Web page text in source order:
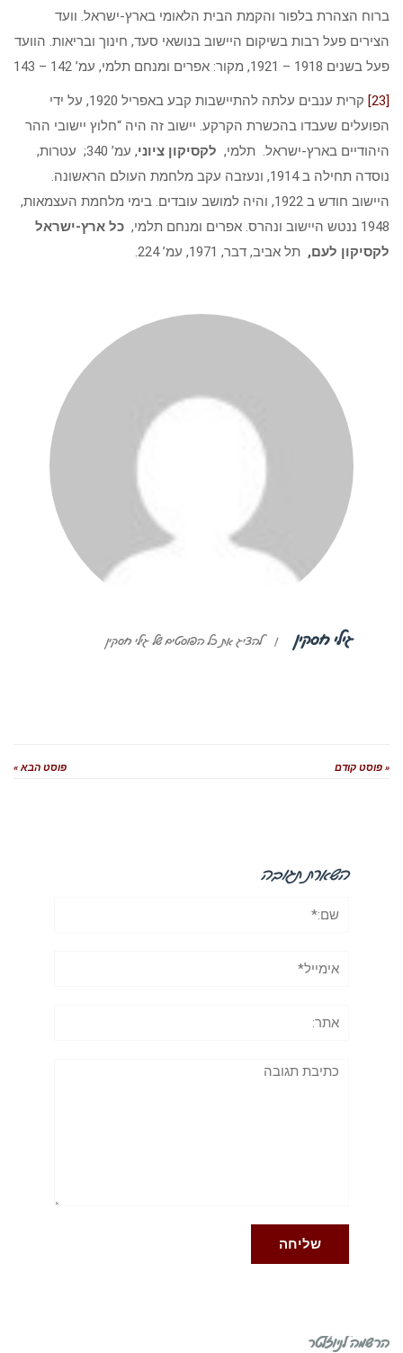
ברוח הצהרת בלפור והקמת הבית הלאומי בארץ-ישראל. וועד
הצירים פעל רבות בשיקום היישוב בנושאי סעד, חינוך ובריאות. הוועד
פעל בשנים 1918 – 1921, מקור: אפרים ומנחם תלמי, עמ’ 142 – 143
[23]
קרית ענבים עלתה להתיישבות קבע באפריל 1920, על ידי
הפועלים שעבדו בהכשרת הקרקע. יישוב זה היה “חלוץ יישובי ההר
היהודיים בארץ-ישראל. תלמי, לקסיקון ציוני, עמ’ 340;
עטרות,
נוסדה תחילה ב 1914, ונעזבה עקב מלחמת העולם הראשונה.
היישוב חודש ב 1922, והיה למושב עובדים. בימי מלחמת העצמאות,
1948 ננטש היישוב ונהרס. אפרים ומנחם תלמי,
כל ארץ-ישראל
לקסיקון לעם, תל אביב, דבר, 1971, עמ’ 224.
גילי חסקין | להציג את כל הפוסטים של גילי חסקין
« פוסט קודם פוסט הבא »
השארת תגובה
תגובה
הרשמה לניוזלטר